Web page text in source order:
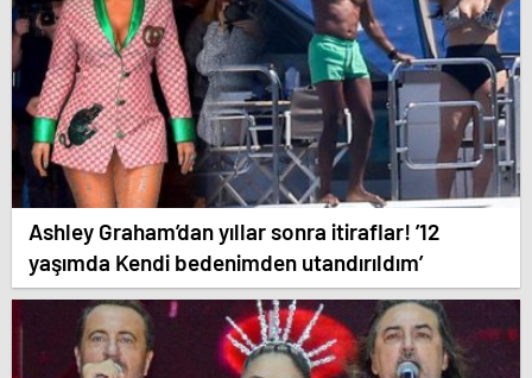
Ashley Graham’dan yıllar sonra itiraflar! ’12
yaşımda Kendi bedenimden utandırıldım’